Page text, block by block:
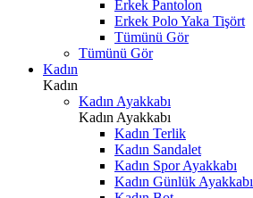
Erkek Pantolon
Erkek Polo Yaka Tişört
Tümünü Gör
Tümünü Gör
Kadın
Kadın
Kadın Ayakkabı
Kadın Ayakkabı
Kadın Terlik
Kadın Sandalet
Kadın Spor Ayakkabı
Kadın Günlük Ayakkabı